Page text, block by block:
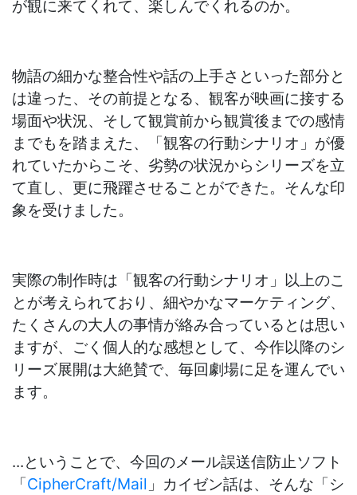
が観に来てくれて、楽しんでくれるのか。
物語の細かな整合性や話の上手さといった部分と
は違った、その前提となる、観客が映画に接する
場面や状況、そして観賞前から観賞後までの感情
までもを踏まえた、「観客の行動シナリオ」が優
れていたからこそ、劣勢の状況からシリーズを立
て直し、更に飛躍させることができた。そんな印
象を受けました。
実際の制作時は「観客の行動シナリオ」以上のこ
とが考えられており、細やかなマーケティング、
たくさんの大人の事情が絡み合っているとは思い
ますが、ごく個人的な感想として、今作以降のシ
リーズ展開は大絶賛で、毎回劇場に足を運んでい
ます。
...ということで、今回のメール誤送信防止ソフト
「CipherCraft/Mail 」カイゼン話は、そんな「シ